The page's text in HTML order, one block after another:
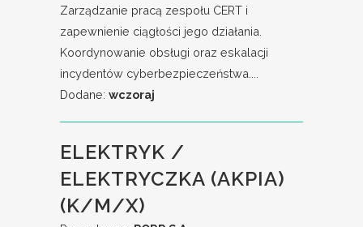
Zarządzanie pracą zespołu CERT i
zapewnienie ciągłości jego działania.
Koordynowanie obsługi oraz eskalacji
incydentów cyberbezpieczeństwa....
Dodane: wczoraj
ELEKTRYK /
ELEKTRYCZKA (AKPIA)
(K/M/X)